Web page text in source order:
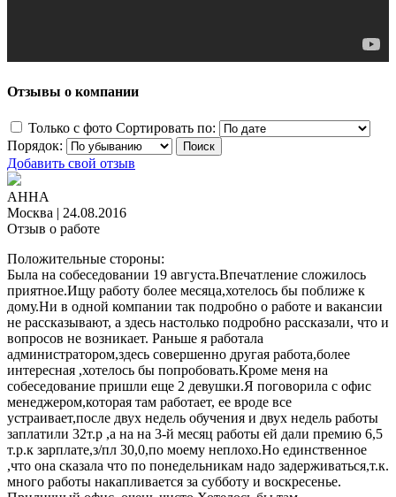
Отзывы о компании
Только с фото Сортировать по:
Порядок:
Добавить свой отзыв
АННА
Москва | 24.08.2016
Отзыв о работе
Положительные стороны:
Была на собеседовании 19 августа.Впечатление сложилось
приятное.Ищу работу более месяца,хотелось бы поближе к
дому.Ни в одной компании так подробно о работе и вакансии
не рассказывают, а здесь настолько подробно рассказали, что и
вопросов не возникает. Раньше я работала
администратором,здесь совершенно другая работа,более
интересная ,хотелось бы попробовать.Кроме меня на
собеседование пришли еще 2 девушки.Я поговорила с офис
менеджером,которая там работает, ее вроде все
устраивает,после двух недель обучения и двух недель работы
заплатили 32т.р ,а на на 3-й месяц работы ей дали премию 6,5
т.р.к зарплате,з/пл 30,0,по моему неплохо.Но единственное
,что она сказала что по понедельникам надо задерживаться,т.к.
много работы накапливается за субботу и воскресенье.